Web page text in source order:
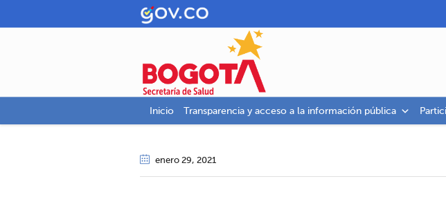
Inicio Transparencia y acceso a la información pública
enero 29, 2021